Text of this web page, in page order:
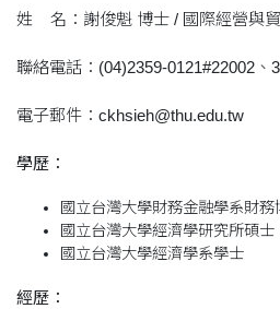
姓 名：謝俊魁 博士 / 國際經營與
聯絡電話：(04)2359-0121#22002、
電子郵件：ckhsieh@thu.edu.tw
學歷：
國立台灣大學財務金融學系財務
國立台灣大學經濟學研究所碩士
國立台灣大學經濟學系學士
經歷：